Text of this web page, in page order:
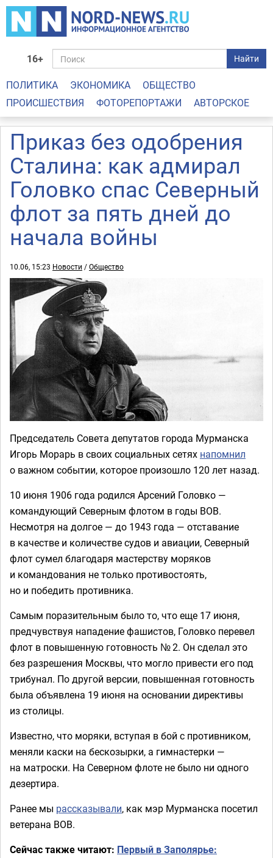
16+ Найти
ПОЛИТИКА ЭКОНОМИКА
ОБЩЕСТВО
ПРОИСШЕСТВИЯ
ФОТОРЕПОРТАЖИ АВТОРСКОЕ
Приказ без одобрения
Сталина: как адмирал
Головко спас Северный
флот за пять дней до
начала войны
10.06, 15:23 Новости /Общество
Председатель Совета депутатов города Мурманска
Игорь Морарь в своих социальных сетях напомнил
о важном событии, которое произошло 120 лет назад.
10 июня 1906 года родился Арсений Головко —
командующий Северным флотом в годы ВОВ.
Несмотря на долгое — до 1943 года — отставание
в качестве и количестве судов и авиации, Северный
флот сумел благодаря мастерству моряков
и командования не только противостоять,
но и победить противника.
Самым поразительным было то, что еще 17 июня,
предчувствуя нападение фашистов, Головко перевел
флот в повышенную готовность № 2. Он сделал это
без разрешения Москвы, что могло привести его под
трибунал. По другой версии, повышенная готовность
была объявлена 19 июня на основании директивы
из столицы.
Известно, что моряки, вступая в бой с противником,
меняли каски на бескозырки, а гимнастерки —
на матроски. На Северном флоте не было ни одного
дезертира.
Ранее мы рассказывали, как мэр Мурманска посетил
ветерана ВОВ.
Сейчас также читают: Первый в Заполярье: